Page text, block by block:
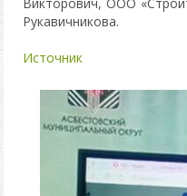
Рукавичникова.
Источник